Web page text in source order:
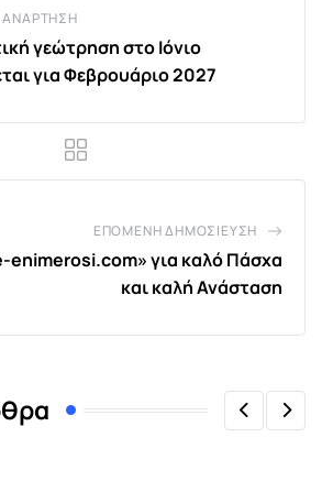
γεώτρηση στο Ιόνιο
για Φεβρουάριο 2027
ΕΠΌΜΕΝΗ ΔΗΜΟΣΊΕΥΣΗ
enimerosi.com» για καλό Πάσχα
και καλή Ανάσταση